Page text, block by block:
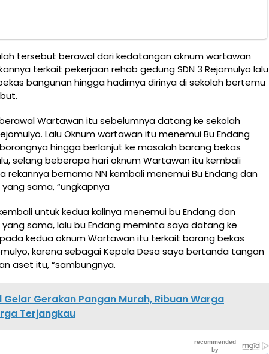
tersebut berawal dari kedatangan oknum wartawan
terkait pekerjaan rehab gedung SDN 3 Rejomulyo lalu
bangunan hingga hadirnya dirinya di sekolah bertemu
Wartawan itu sebelumnya datang ke sekolah
Lalu Oknum wartawan itu menemui Bu Endang
hingga berlanjut ke masalah barang bekas
selang beberapa hari oknum Wartawan itu kembali
bernama NN kembali menemui Bu Endang dan
sama, “ungkapnya
untuk kedua kalinya menemui bu Endang dan
sama, lalu bu Endang meminta saya datang ke
kedua oknum Wartawan itu terkait barang bekas
karena sebagai Kepala Desa saya bertanda tangan
aset itu, “sambungnya.
Gelar Gerakan Pangan Murah, Ribuan Warga
Terjangkau